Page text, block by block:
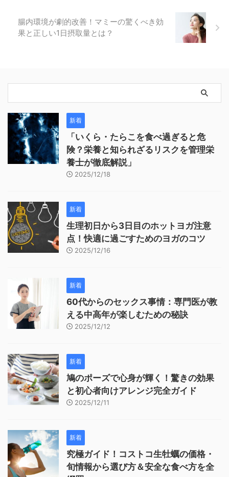
腸内環境が劇的改善！マミーの驚くべき効
果と正しい1日摂取量とは？
新着
「いくら・たらこを食べ過ぎると危
険？栄養と知られざるリスクを管理栄
養士が徹底解説」
2025/12/18
新着
生理初日から3日目のホットヨガ注意
点！快適に過ごすためのヨガのコツ
2025/12/16
新着
60代からのセックス事情：専門医が教
える中高年が楽しむための秘訣
2025/12/12
新着
鳩のポーズで心身が輝く！驚きの効果
と初心者向けアレンジ完全ガイド
2025/12/11
新着
究極ガイド！コストコ生牡蠣の価格・
旬情報から選び方＆安全な食べ方を全